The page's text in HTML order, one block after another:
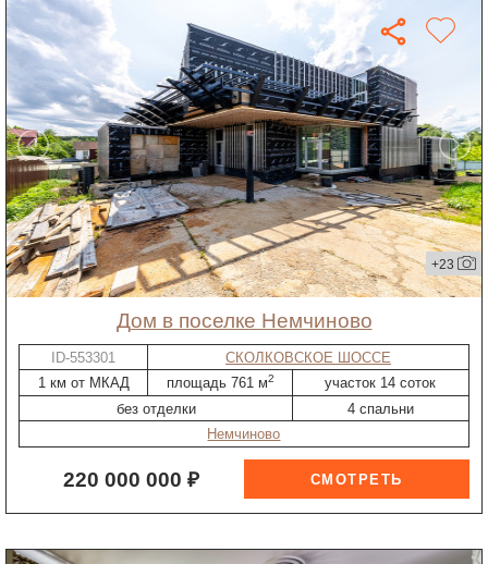
+23
дом в поселке Немчиново
ID-553301
СКОЛКОВСКОЕ ШОССЕ
1 км от МКАД
площадь 761 м2
участок 14 соток
без отделки
4 спальни
Немчиново
220 000 000 ₽